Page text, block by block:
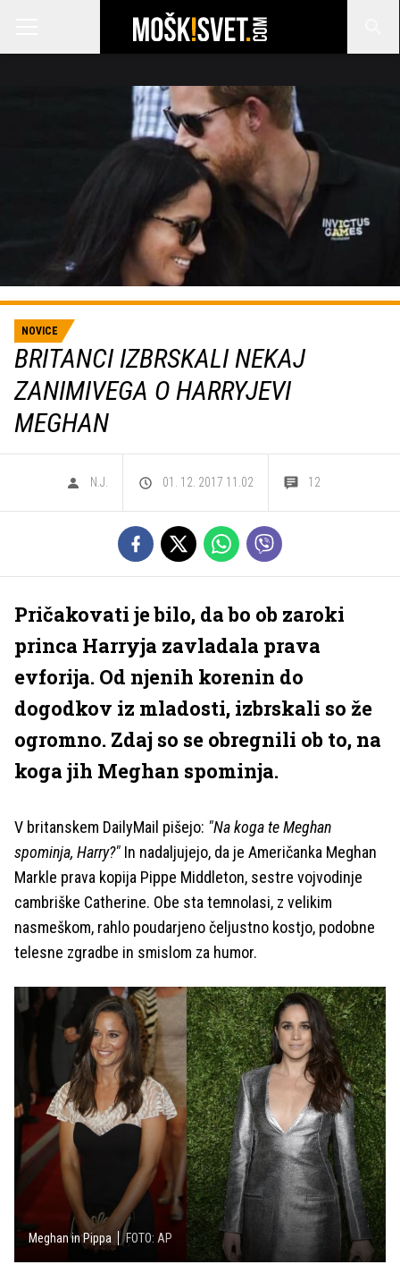
NOVICE
BRITANCI IZBRSKALI NEKAJ
ZANIMIVEGA O HARRYJEVI
MEGHAN
N.J. 01. 12. 2017 11.02 12
Pričakovati je bilo, da bo ob zaroki
princa Harryja zavladala prava
evforija. Od njenih korenin do
dogodkov iz mladosti, izbrskali so že
ogromno. Zdaj so se obregnili ob to, na
koga jih Meghan spominja.
V britanskem DailyMail pišejo: "Na koga te Meghan
spominja, Harry?" In nadaljujejo, da je Američanka Meghan
Markle prava kopija Pippe Middleton, sestre vojvodinje
cambriške Catherine. Obe sta temnolasi, z velikim
nasmeškom, rahlo poudarjeno čeljustno kostjo, podobne
telesne zgradbe in smislom za humor.
Meghan in Pippa FOTO: AP